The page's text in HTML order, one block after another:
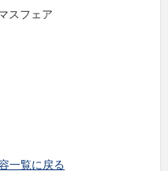
スフェア
一覧に戻る